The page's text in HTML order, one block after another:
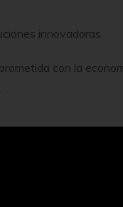
innovadoras.
con la